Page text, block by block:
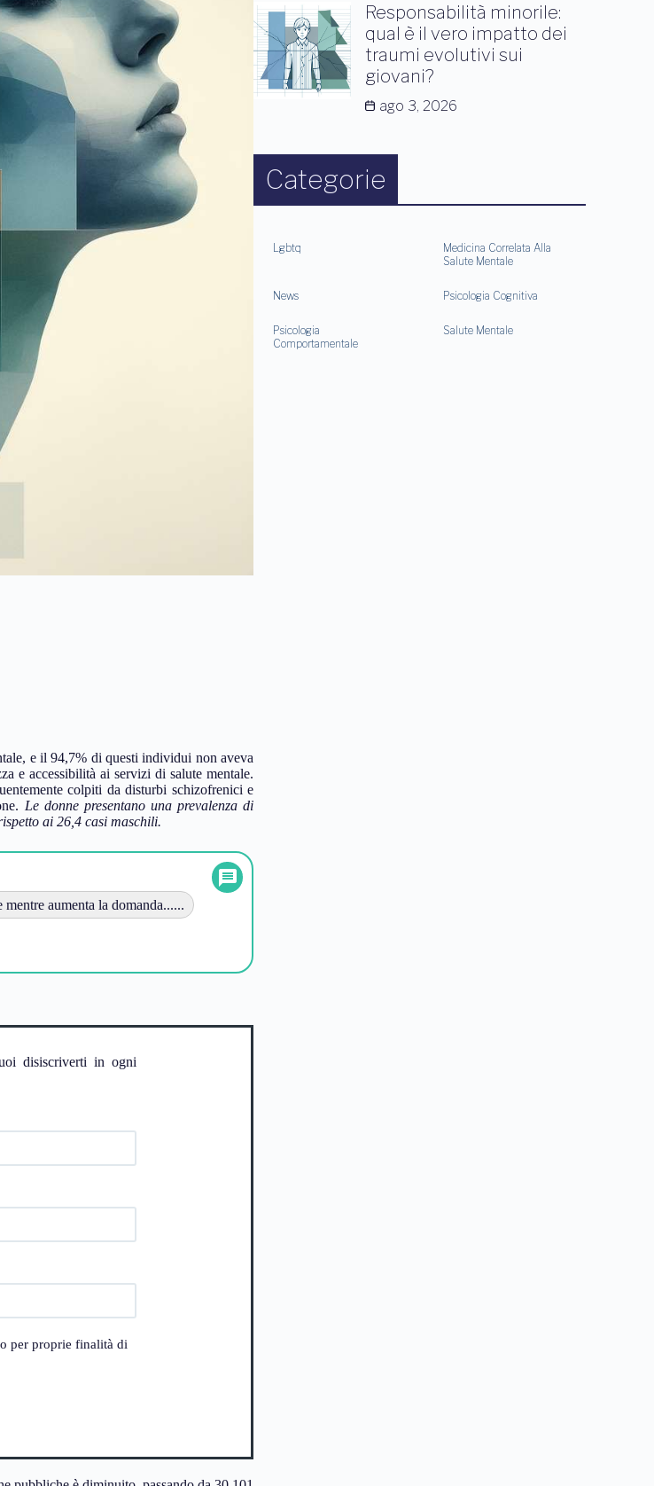
e il 94,7% di questi individui non aveva
e accessibilità ai servizi di salute mentale.
colpiti da disturbi schizofrenici e
Le donne presentano una prevalenza di
ai 26,4 casi maschili.
aumenta la domanda......
disiscriverti in ogni
per proprie finalità di
Responsabilità minorile:
qual è il vero impatto dei
traumi evolutivi sui
giovani?
ago 3, 2026
Categorie
Lgbtq
Medicina Correlata Alla
Salute Mentale
News Psicologia Cognitiva
Psicologia
Comportamentale
Salute Mentale